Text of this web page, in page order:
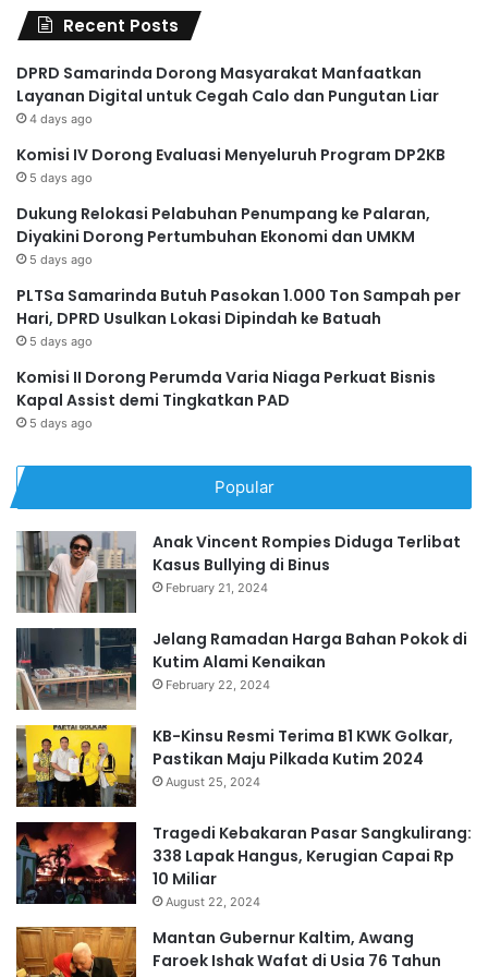
Recent Posts
DPRD Samarinda Dorong Masyarakat Manfaatkan
Layanan Digital untuk Cegah Calo dan Pungutan Liar
4 days ago
Komisi IV Dorong Evaluasi Menyeluruh Program DP2KB
5 days ago
Dukung Relokasi Pelabuhan Penumpang ke Palaran,
Diyakini Dorong Pertumbuhan Ekonomi dan UMKM
5 days ago
PLTSa Samarinda Butuh Pasokan 1.000 Ton Sampah per
Hari, DPRD Usulkan Lokasi Dipindah ke Batuah
5 days ago
Komisi II Dorong Perumda Varia Niaga Perkuat Bisnis
Kapal Assist demi Tingkatkan PAD
5 days ago
Popular
Anak Vincent Rompies Diduga Terlibat
Kasus Bullying di Binus
February 21, 2024
Jelang Ramadan Harga Bahan Pokok di
Kutim Alami Kenaikan
February 22, 2024
KB-Kinsu Resmi Terima B1 KWK Golkar,
Pastikan Maju Pilkada Kutim 2024
August 25, 2024
Tragedi Kebakaran Pasar Sangkulirang:
338 Lapak Hangus, Kerugian Capai Rp
10 Miliar
August 22, 2024
Mantan Gubernur Kaltim, Awang
Faroek Ishak Wafat di Usia 76 Tahun